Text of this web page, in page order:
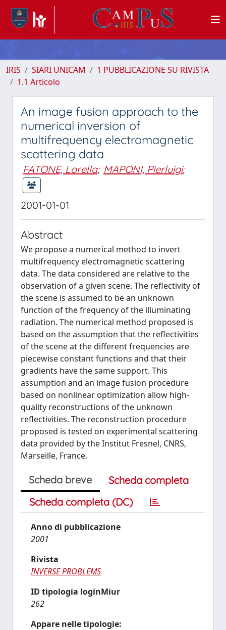
IRIS SIARI UNICAM
1 PUBBLICAZIONE SU RIVISTA
1.1 Articolo
An image fusion approach to the
numerical inversion of
multifrequency electromagnetic
scattering data
FATONE, Lorella; MAPONI, Pierluigi;
2001-01-01
Abstract
We propose a numerical method to invert
multifrequency electromagnetic scattering
data. The data considered are relative to the
observation of a given scene. The reflectivity of
the scene is assumed to be an unknown
function of the frequency of the illuminating
radiation. The numerical method proposed is
based on the assumption that the reflectivities
of the scene at the different frequencies are
piecewise constant functions and that their
gradients have the same support. This
assumption and an image fusion procedure
based on nonlinear optimization allow high-
quality reconstructions of the unknown
reflectivities. The reconstruction procedure
proposed is tested on experimental scattering
data provided by the Institut Fresnel, CNRS,
Marseille, France.
Scheda breve
Scheda completa
Scheda completa (DC)
Anno di pubblicazione
2001
Rivista
INVERSE PROBLEMS
ID tipologia loginMiur
262
Appare nelle tipologie: